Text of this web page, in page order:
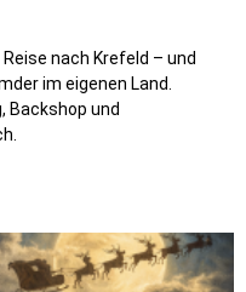
nach Krefeld – und
im eigenen Land.
Backshop und